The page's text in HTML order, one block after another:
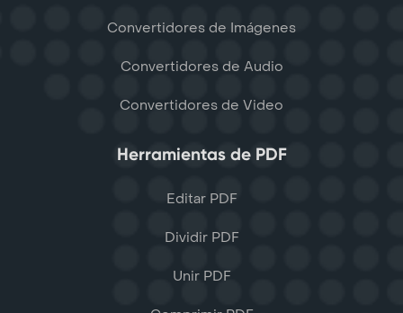
Convertidores de Imágenes
Convertidores de Audio
Convertidores de Video
Herramientas de PDF
Editar PDF
Dividir PDF
Unir PDF